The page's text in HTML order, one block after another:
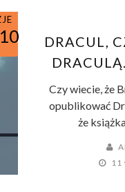
DRACUL,
Czy wiecie, że
opublikować
że
11